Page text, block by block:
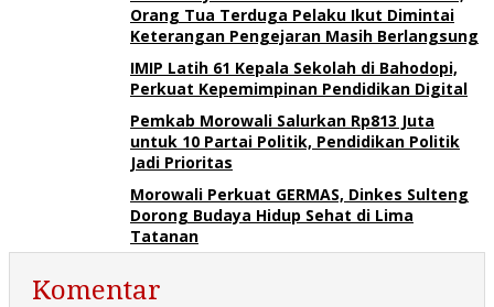
Orang Tua Terduga Pelaku Ikut Dimintai
Keterangan Pengejaran Masih Berlangsung
IMIP Latih 61 Kepala Sekolah di Bahodopi,
Perkuat Kepemimpinan Pendidikan Digital
Pemkab Morowali Salurkan Rp813 Juta
untuk 10 Partai Politik, Pendidikan Politik
Jadi Prioritas
Morowali Perkuat GERMAS, Dinkes Sulteng
Dorong Budaya Hidup Sehat di Lima
Tatanan
Komentar